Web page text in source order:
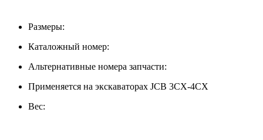
Размеры:
Каталожный номер:
Альтернативные номера запчасти:
Применяется на экскаваторах JCB 3CX-4CX
Вес: